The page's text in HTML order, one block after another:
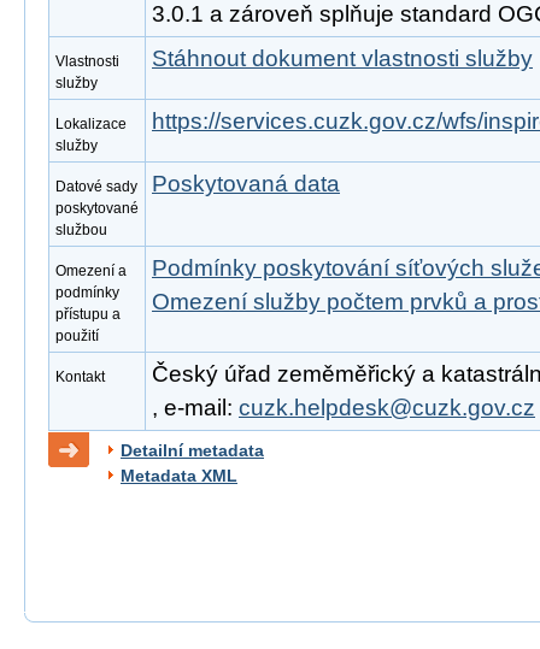
3.0.1 a zároveň splňuje standard
Vlastnosti
služby
Stáhnout dokument vlastnosti služby
Lokalizace
služby
https://services.cuzk.gov.cz/wfs/
Datové sady
poskytované
službou
Poskytovaná data
Omezení a
podmínky
přístupu a
použití
Podmínky poskytování síťových
Omezení služby počtem prvků a
Kontakt
Český úřad zeměměřický a
, e-mail: cuzk.helpdesk@cuzk.gov.cz
Detailní metadata
Metadata XML